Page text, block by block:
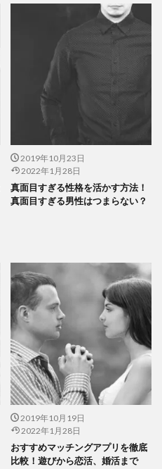
2019年10月23日
2022年1月28日
真面目すぎる性格を活かす方法！
真面目すぎる男性はつまらない？
2019年10月19日
2022年1月28日
おすすめマッチングアプリを徹底
比較！遊びから恋活、婚活まで